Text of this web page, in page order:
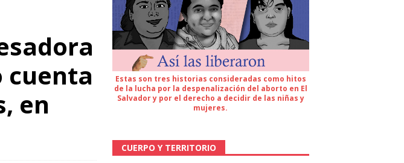
cuenta
en
Estas son tres historias consideradas como hitos
de la lucha por la despenalización del aborto en El
Salvador y por el derecho a decidir de las niñas y
mujeres.
CUERPO Y TERRITORIO